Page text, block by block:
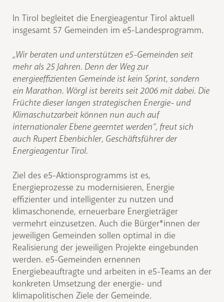
In Tirol begleitet die Energieagentur Tirol aktuell
insgesamt 57 Gemeinden im e5-Landesprogramm.
„Wir beraten und unterstützen e5-Gemeinden seit
mehr als 25 Jahren. Denn der Weg zur
energieeffizienten Gemeinde ist kein Sprint, sondern
ein Marathon. Wörgl ist bereits seit 2006 mit dabei. Die
Früchte dieser langen strategischen Energie- und
Klimaschutzarbeit können nun auch auf
internationaler Ebene geerntet werden“, freut sich
auch Rupert Ebenbichler, Geschäftsführer der
Energieagentur Tirol.
Ziel des e5-Aktionsprogramms ist es,
Energieprozesse zu modernisieren, Energie
effizienter und intelligenter zu nutzen und
klimaschonende, erneuerbare Energieträger
vermehrt einzusetzen. Auch die Bürger*innen der
jeweiligen Gemeinden sollen optimal in die
Realisierung der jeweiligen Projekte eingebunden
werden. e5-Gemeinden ernennen
Energiebeauftragte und arbeiten in e5-Teams an der
konkreten Umsetzung der energie- und
klimapolitischen Ziele der Gemeinde.